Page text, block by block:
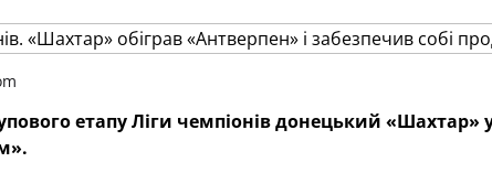
етапу Ліги чемпіонів донецький «Шахтар»